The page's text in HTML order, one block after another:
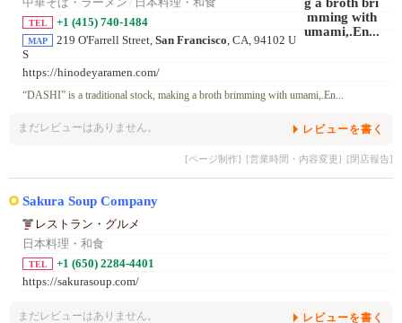
中華そば・ラーメン / 日本料理・和食
TEL +1 (415) 740-1484
MAP 219 O'Farrell Street, San Francisco, CA, 94102 U
S
https://hinodeyaramen.com/
“DASHI” is a traditional stock, making a broth brimming with umami,.En...
まだレビューはありません。 レビューを書く
[ページ制作] [営業時間・内容変更] [閉店報告]
Sakura Soup Company
レストラン・グルメ
日本料理・和食
TEL
+1 (650) 2284-4401
https://sakurasoup.com/
まだレビューはありません。 レビューを書く